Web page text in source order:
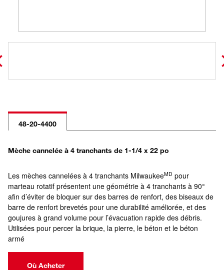
48-20-4400
Mèche cannelée à 4 tranchants de 1-1/4 x 22 po
Les mèches cannelées à 4 tranchants MilwaukeeMD pour
marteau rotatif présentent une géométrie à 4 tranchants à 90°
afin d’éviter de bloquer sur des barres de renfort, des biseaux de
barre de renfort brevetés pour une durabilité améliorée, et des
goujures à grand volume pour l’évacuation rapide des débris.
Utilisées pour percer la brique, la pierre, le béton et le béton
armé
Où Acheter